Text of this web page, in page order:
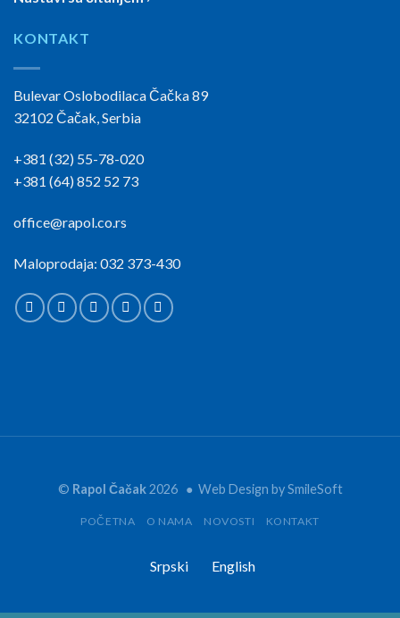
KONTAKT
Bulevar Oslobodilaca Čačka 89
32102 Čačak, Serbia
+381 (32) 55-78-020
+381 (64) 852 52 73
office@rapol.co.rs
Maloprodaja: 032 373-430
© Rapol Čačak2026 ● Web Design bySmileSoft
POČETNA O NAMA NOVOSTI KONTAKT
Srpski English